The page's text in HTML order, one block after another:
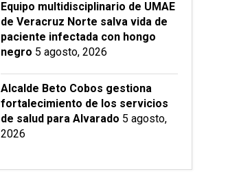
Equipo multidisciplinario de UMAE
de Veracruz Norte salva vida de
paciente infectada con hongo
negro 5 agosto, 2026
Alcalde Beto Cobos gestiona
fortalecimiento de los servicios
de salud para Alvarado 5 agosto,
2026